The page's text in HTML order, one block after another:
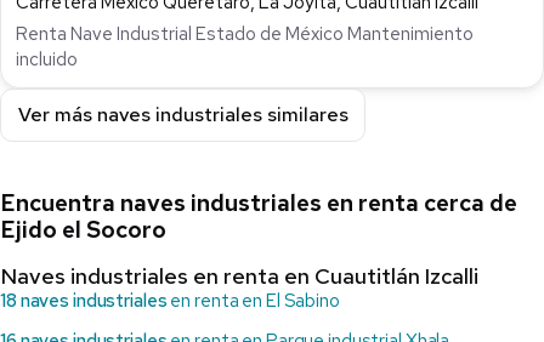
Renta Nave Industrial Estado de México Mantenimiento
incluido
Ver más naves industriales similares
Encuentra naves industriales en renta cerca de
Ejido el Socoro
Naves industriales en renta en Cuautitlán Izcalli
18 naves industriales en renta en El Sabino